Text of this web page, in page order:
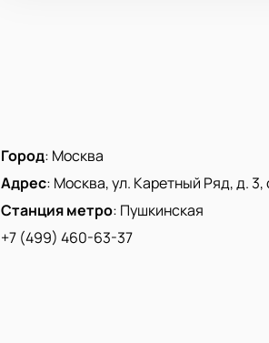
Город: Москва
Адрес: Москва, ул. Каретный Ряд, д. 3,
Станция метро: Пушкинская
+7 (499) 460-63-37